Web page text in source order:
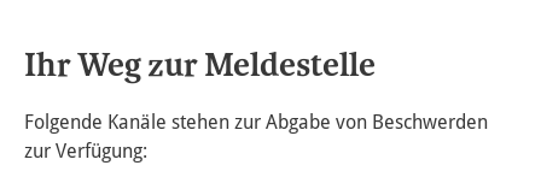
Ihr Weg zur Meldestelle
Folgende Kanäle stehen zur Abgabe von Beschwerden
zur Verfügung: